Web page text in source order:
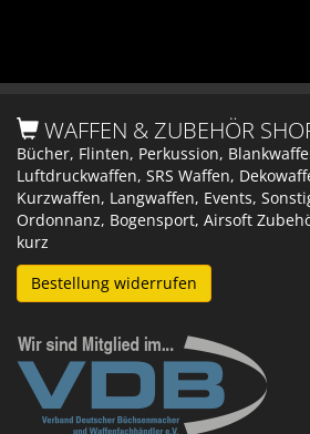
WAFFEN & ZUBEHÖR
Bücher, Flinten, Perkussion,
Luftdruckwaffen, SRS Waffen,
Kurzwaffen, Langwaffen, Events,
Ordonnanz, Bogensport, Airsoft
kurz
Bestellung widerrufen